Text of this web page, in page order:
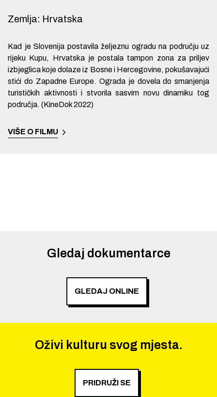
Zemlja: Hrvatska
Kad je Slovenija postavila željeznu ogradu na području uz
rijeku Kupu, Hrvatska je postala tampon zona za priljev
izbjeglica koje dolaze iz Bosne i Hercegovine, pokušavajući
stići do Zapadne Europe. Ograda je dovela do smanjenja
turističkih aktivnosti i stvorila sasvim novu dinamiku tog
područja. (KineDok 2022)
VIŠE O FILMU
Gledaj dokumentarce
GLEDAJ ONLINE
Oživi kulturu svog mjesta.
PRIDRUŽI SE